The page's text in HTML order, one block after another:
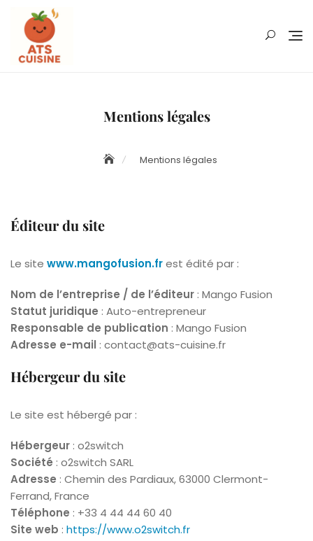
content
Mentions légales
Mentions légales
Éditeur du site
Le site www.mangofusion.frest édité par :
Nom de l’entreprise / de l’éditeur : Mango Fusion
Statut juridique : Auto-entrepreneur
Responsable de publication : Mango Fusion
Adresse e-mail : contact@ats-cuisine.fr
Hébergeur du site
Le site est hébergé par :
Hébergeur : o2switch
Société : o2switch SARL
Adresse : Chemin des Pardiaux, 63000 Clermont-
Ferrand, France
Téléphone : +33 4 44 44 60 40
Site web : https://www.o2switch.fr